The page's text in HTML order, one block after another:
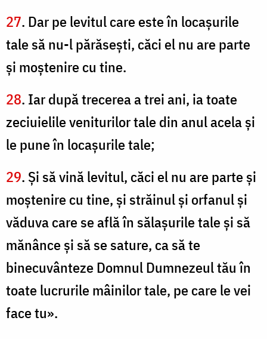
27. Dar pe levitul care este în locaşurile
tale să nu-l părăseşti, căci el nu are parte
şi moştenire cu tine.
28. Iar după trecerea a trei ani, ia toate
zeciuielile veniturilor tale din anul acela şi
le pune în locaşurile tale;
29. Şi să vină levitul, căci el nu are parte şi
moştenire cu tine, şi străinul şi orfanul şi
văduva care se află în sălaşurile tale şi să
mănânce şi să se sature, ca să te
binecuvânteze Domnul Dumnezeul tău în
toate lucrurile mâinilor tale, pe care le vei
face tu».